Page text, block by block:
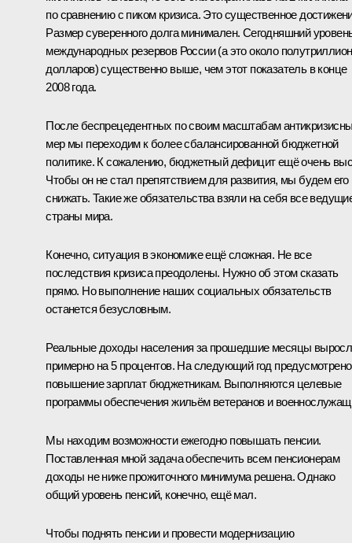
по сравнению с пиком кризиса. Это существенное
Размер суверенного долга минимален. Сегодняшний
международных резервов России (а это около
долларов) существенно выше, чем этот показатель в конце
2008 года.
После беспрецедентных по своим масштабам
мер мы переходим к более сбалансированной бюджетной
политике. К сожалению, бюджетный дефицит ещё очень
Чтобы он не стал препятствием для развития, мы будем его
снижать. Такие же обязательства взяли на себя все
страны мира.
Конечно, ситуация в экономике ещё сложная. Не все
последствия кризиса преодолены. Нужно об этом сказать
прямо. Но выполнение наших социальных обязательств
останется безусловным.
Реальные доходы населения за прошедшие месяцы
примерно на 5 процентов. На следующий год предусмотрено
повышение зарплат бюджетникам. Выполняются целевые
программы обеспечения жильём ветеранов и
Мы находим возможности ежегодно повышать пенсии.
Поставленная мной задача обеспечить всем пенсионерам
доходы не ниже прожиточного минимума решена. Однако
общий уровень пенсий, конечно, ещё мал.
Чтобы поднять пенсии и провести модернизацию